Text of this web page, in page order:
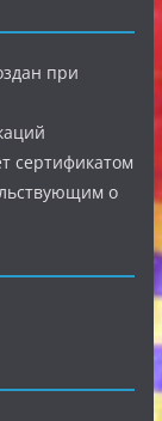
при
сертификатом
о